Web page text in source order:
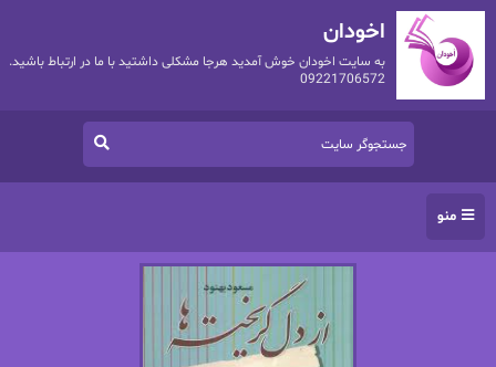
اخودان
به سایت اخودان خوش آمدید هرجا مشکلی داشتید با ما در ارتباط باشید.
09221706572
منو